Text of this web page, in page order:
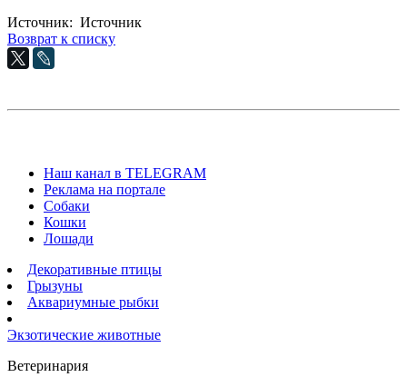
Источник: Источник
Возврат к списку
Наш канал в TELEGRAM
Реклама на портале
Собаки
Кошки
Лошади
Декоративные птицы
Грызуны
Аквариумные рыбки
Экзотические животные
Ветеринария